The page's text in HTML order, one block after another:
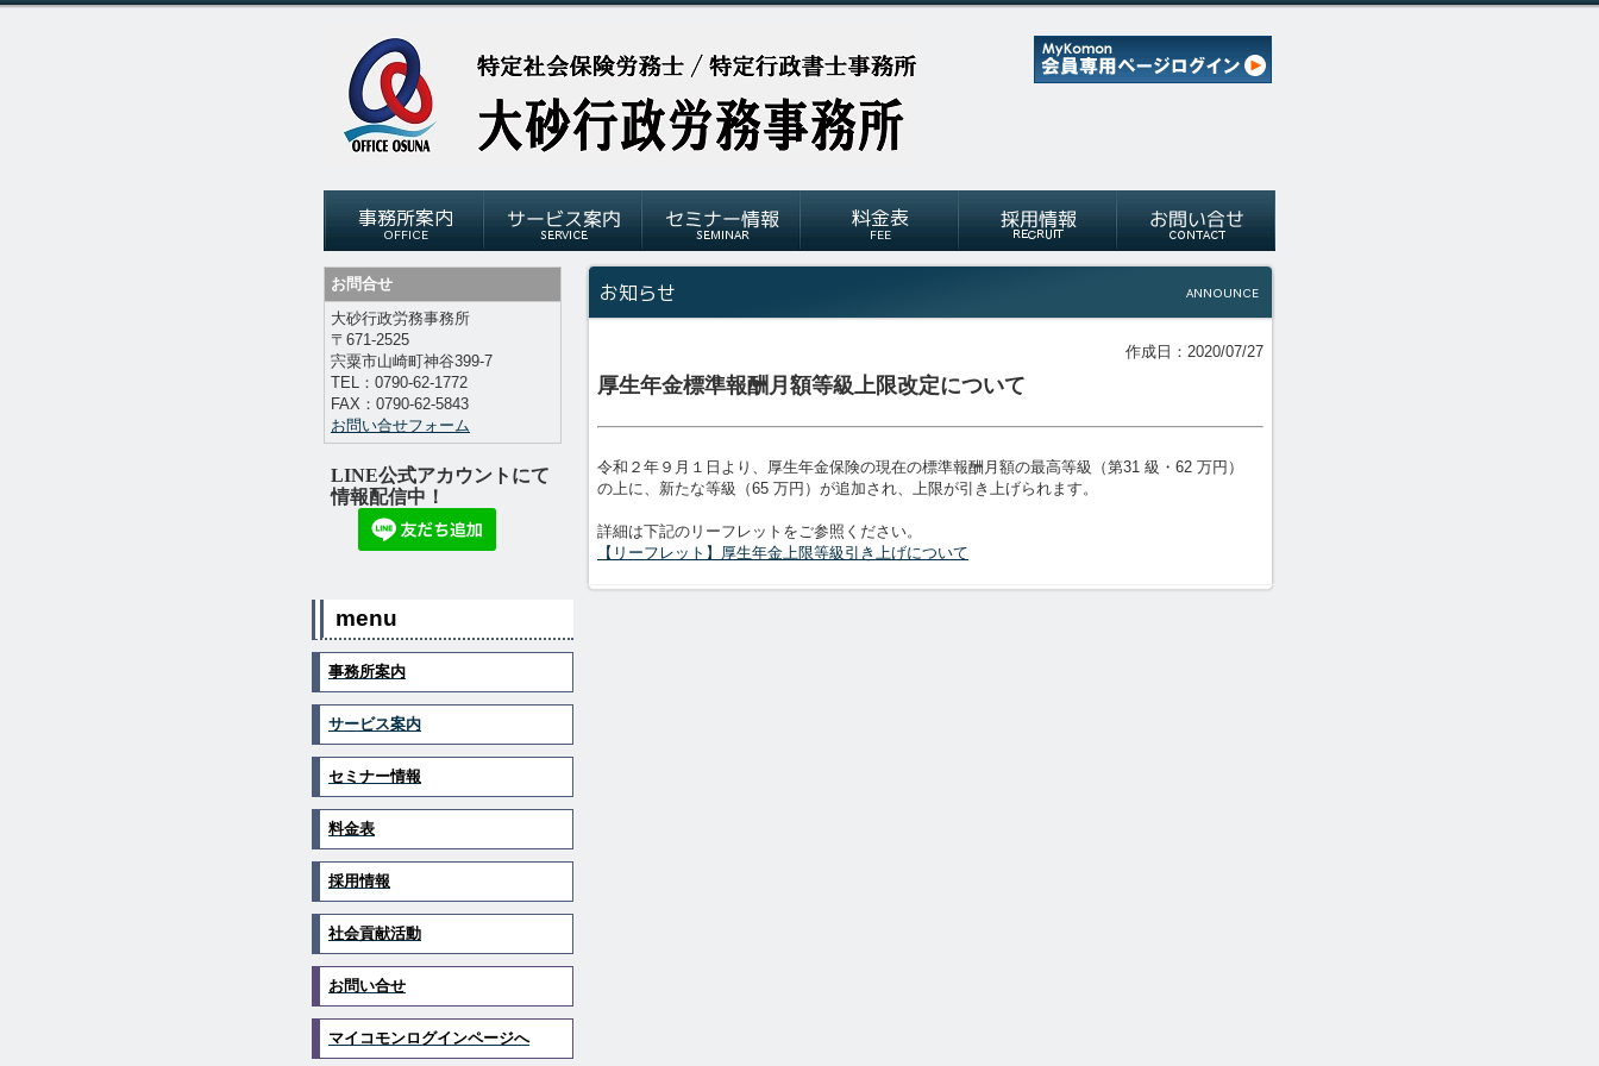
作成日：2020/07/27
厚生年金標準報酬月額等級上限改定について
令和２年９月１日より、厚生年金保険の現在の標準報酬月額の最高等級（第31 級・62 万円）
の上に、新たな等級（65 万円）が追加され、上限が引き上げられます。
詳細は下記のリーフレットをご参照ください。
【リーフレット】厚生年金上限等級引き上げについて
お問合せ
大砂行政労務事務所
〒671-2525
宍粟市山崎町神谷399-7
TEL： 0790-62-1772
FAX： 0790-62-5843
お問い合せフォーム
LINE公式アカウントにて
情報配信中！
menu
事務所案内
サービス案内
セミナー情報
料金表
採用情報
社会貢献活動
お問い合せ
マイコモンログインページへ